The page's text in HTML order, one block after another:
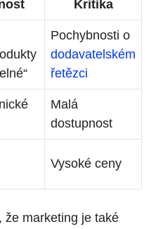
Kritika
Pochybnosti o
dodavatelském
řetězci
Malá
dostupnost
Vysoké ceny
že marketing je také